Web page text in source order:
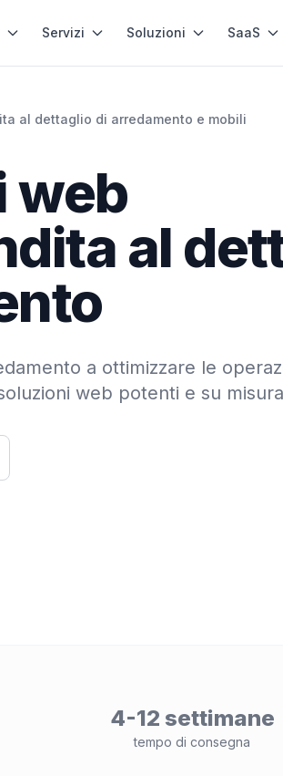
Servizi Soluzioni SaaS
al dettaglio di arredamento e mobili
web
al
a ottimizzare le
web potenti e su
4-12 settimane
tempo di consegna